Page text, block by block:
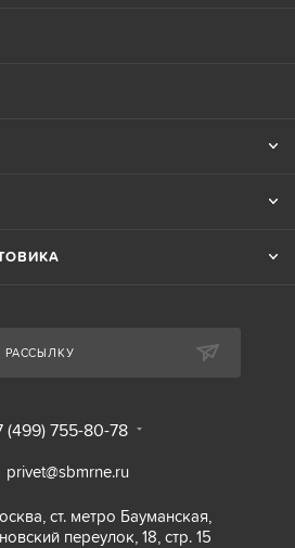
РАССЫЛКУ
(499) 755-80-78
privet@sbmrne.ru
ст. метро Бауманская,
переулок, 18, стр. 15